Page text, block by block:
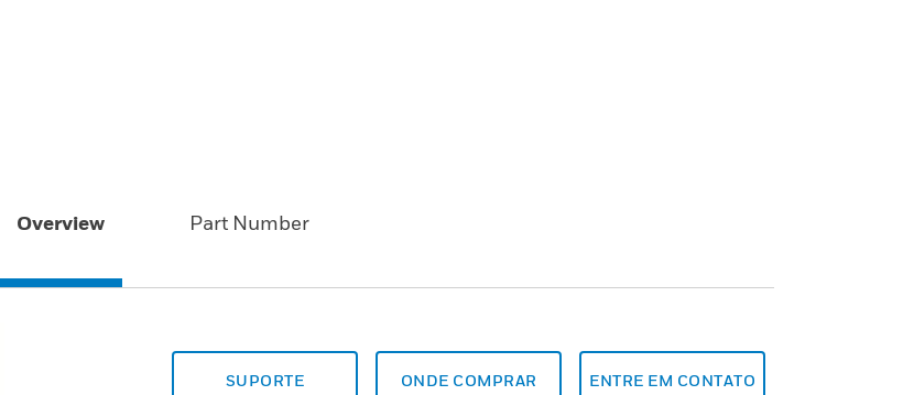
Overview Part Number
SUPORTE ONDE COMPRAR ENTRE EM CONTATO